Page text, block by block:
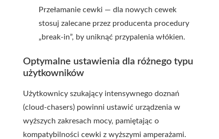
Przełamanie cewki — dla nowych cewek
stosuj zalecane przez producenta procedury
„break-in”, by uniknąć przypalenia włókien.
Optymalne ustawienia dla różnego typu
użytkowników
Użytkownicy szukający intensywnego doznań
(cloud-chasers) powinni ustawić urządzenia w
wyższych zakresach mocy, pamiętając o
kompatybilności cewki z wyższymi amperażami.